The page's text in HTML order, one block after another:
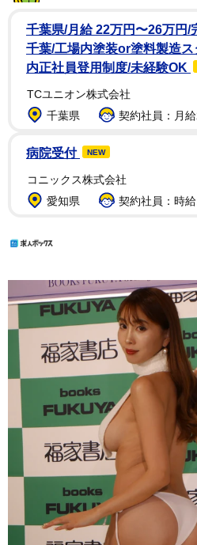
千葉県/月給 22万円〜26万円/
千葉/工場内塗装or塗料製造
内正社員登用制度/未経験OK
TCユニオン株式会社
千葉県
契約社員：月
病院受付 NEW
コニックス株式会社
愛知県
契約社員：時